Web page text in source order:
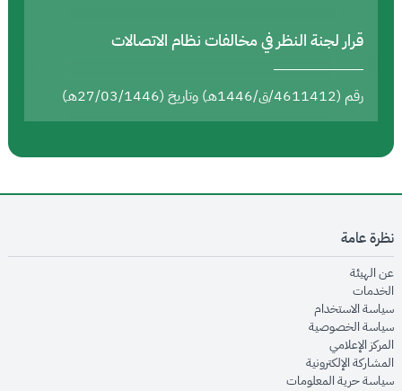
قرار لجنة النظر في مخالفات نظام الاتصالات
رقم (4611412/ق/1446هـ) وتاريخ (27/03/1446هـ)
نظرة عامة
عن الهيئةopens in new window
الخدماتopens in new window
سياسة الاستخدام
سياسة الخصوصيةopens in new window
المركز الإعلاميopens in new window
المشاركة الإلكترونيةopens in new window
سياسة حرية المعلوماتopens in new window